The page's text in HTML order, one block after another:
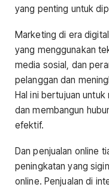
yang penting untuk
Marketing di era
yang menggunakan
media sosial, dan
pelanggan dan
Hal ini bertujuan
dan membangun
efektif.
Dan penjualan online
peningkatan yang
online. Penjualan di